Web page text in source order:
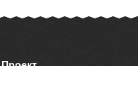
Проект